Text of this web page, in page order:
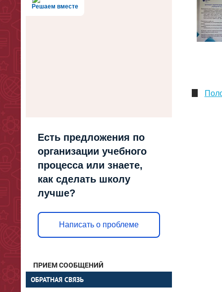
Решаем вместе
Есть предложения по
организации учебного
процесса или знаете,
как сделать школу
лучше?
Написать о проблеме
ПРИЕМ СООБЩЕНИЙ
ОБРАТНАЯ СВЯЗЬ